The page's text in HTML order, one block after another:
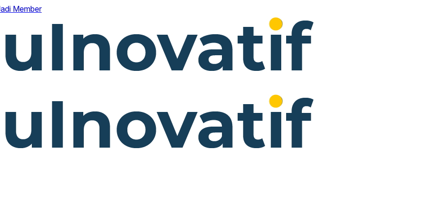
Member